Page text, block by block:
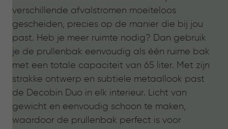
verschillende afvalstromen moeiteloos
gescheiden, precies op de manier die bij jou
past. Heb je meer ruimte nodig? Dan gebruik
je de prullenbak eenvoudig als één ruime bak
met een totale capaciteit van 65 liter. Met zijn
strakke ontwerp en subtiele metaallook past
de Decobin Duo in elk interieur. Licht van
gewicht en eenvoudig schoon te maken,
waardoor de prullenbak perfect is voor